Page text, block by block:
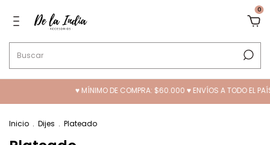
0
DE COMPRA: $60.000 ♥ ENVÍOS A TODO EL PAÍS ❤️ 10% OFF
Inicio . Dijes . Plateado